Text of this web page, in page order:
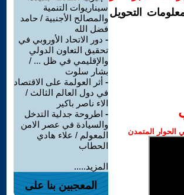
التحويل
المتمدن
سيناريوات التنمية
والمصالح الأجنبية / حامد
فضل الله
- دور الاتحاد الأوروبي في
تحقيق التعاون الدولي
والإقليمي في ظل ... /
بشار سلوت
- أثر العولمة على الاقتصاد
في دول العالم الثالث /
الاء ناصر باكير
- اطروحة جدلية التدخل
والسيادة في عصر الامن
المعولم / علاء هادي
الحطاب
المزيد.....
المعجبين بنا على